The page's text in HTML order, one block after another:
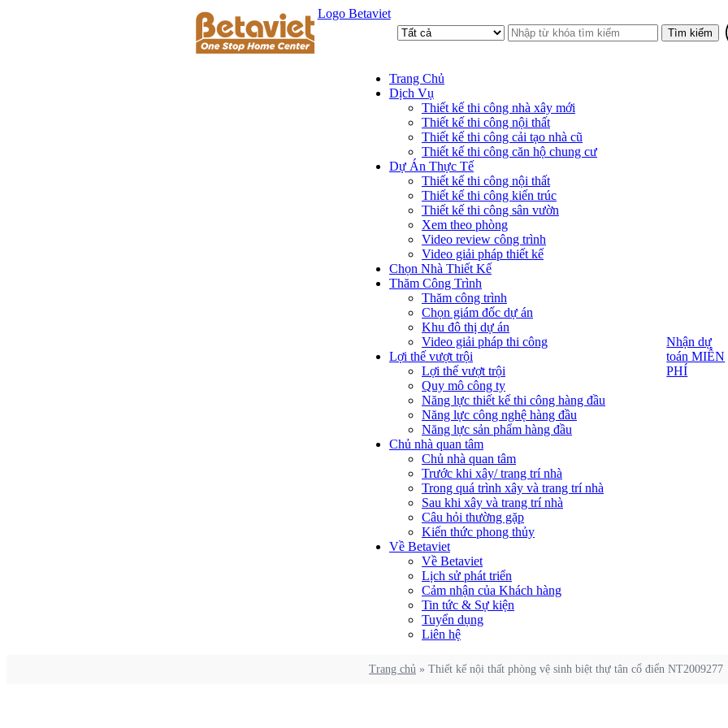
Logo Betaviet
Trang Chủ
Dịch Vụ
Thiết kế thi công nhà xây mới
Thiết kế thi công nội thất
Thiết kế thi công cải tạo nhà cũ
Thiết kế thi công căn hộ chung cư
Dự Án Thực Tế
Thiết kế thi công nội thất
Thiết kế thi công kiến trúc
Thiết kế thi công sân vườn
Xem theo phòng
Video review công trình
Video giải pháp thiết kế
Chọn Nhà Thiết Kế
Thăm Công Trình
Thăm công trình
Chọn giám đốc dự án
Khu đô thị dự án
Video giải pháp thi công
Lợi thế vượt trội
Lợi thế vượt trội
Quy mô công ty
Năng lực thiết kế thi công hàng đầu
Năng lực công nghệ hàng đầu
Năng lực sản phẩm hàng đầu
Chủ nhà quan tâm
Chủ nhà quan tâm
Trước khi xây/ trang trí nhà
Trong quá trình xây và trang trí nhà
Sau khi xây và trang trí nhà
Câu hỏi thường gặp
Kiến thức phong thủy
Về Betaviet
Về Betaviet
Lịch sử phát triển
Cảm nhận của Khách hàng
Tin tức & Sự kiện
Tuyển dụng
Liên hệ
Nhận dự
toán MIỄN
PHÍ
Trang chủ » Thiết kế nội thất phòng vệ sinh biệt thự tân cổ điển NT2009277